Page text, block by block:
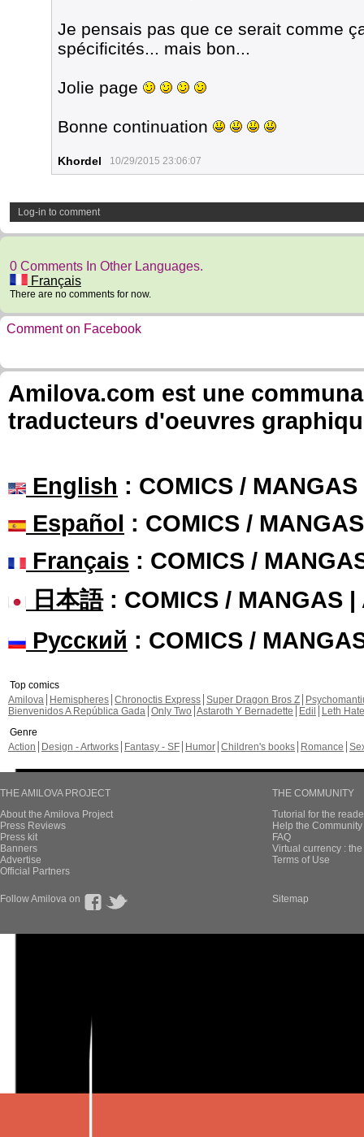
Je pensais pas que ce serait comme
spécificités... mais bon...
Jolie page
Bonne continuation
Khordel 10/29/2015 23:06:07
Log-in to comment
0 Comments In Other Languages.
Français
There are no comments for now.
Comment on Facebook
Amilova.com est une
traducteurs d'oeuvres
English : COMICS /
Español : COMICS /
Français : COMICS /
日本語: COMICS / MANGAS |
Русский : COMICS /
Top comics
Amilova
Hemispheres Chronoctis Express Super Dragon Bros Z
Bienvenidos A República Gada Only Two Astaroth Y Bernadette Edil
Leth Hate
Genre
Action
Design - Artworks Fantasy - SF Humor Children's books Romance
THE AMILOVA PROJECT
About the Amilova Project
Press Reviews
Press kit
Banners
Advertise
Official Partners
THE COMMUNITY
Tutorial for the
Help the
FAQ
Virtual currency :
Terms of Use
Follow Amilova on Sitemap